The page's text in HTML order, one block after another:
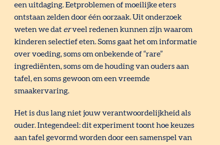
een uitdaging. Eetproblemen of moeilijke eters
ontstaan zelden door één oorzaak. Uit onderzoek
weten we dat erveel redenen kunnen zijn waarom
kinderen selectief eten. Soms gaat het om informatie
over voeding, soms om onbekende of “rare”
ingrediënten, soms om de houding van ouders aan
tafel, en soms gewoon om een vreemde
smaakervaring.
Het is dus lang niet jouw verantwoordelijkheid als
ouder. Integendeel: dit experiment toont hoe keuzes
aan tafel gevormd worden door een samenspel van